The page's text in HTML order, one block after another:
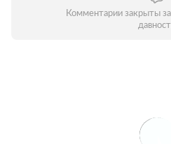
Комментарии закрыты